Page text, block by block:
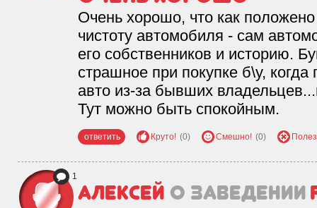
Очень хорошо, что как
чистоту автомобиля - сам
его собственников и историю.
страшное при покупке б\у,
авто из-за бывших
Тут можно быть спокойным.
ответить Круто! (0) Смешно! (0)
1
Алексей о заведении